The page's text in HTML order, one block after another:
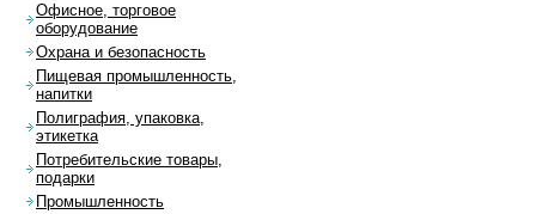
Офисное, торговое
оборудование
Охрана и безопасность
Пищевая промышленность,
напитки
Полиграфия, упаковка,
этикетка
Потребительские товары,
подарки
Промышленность